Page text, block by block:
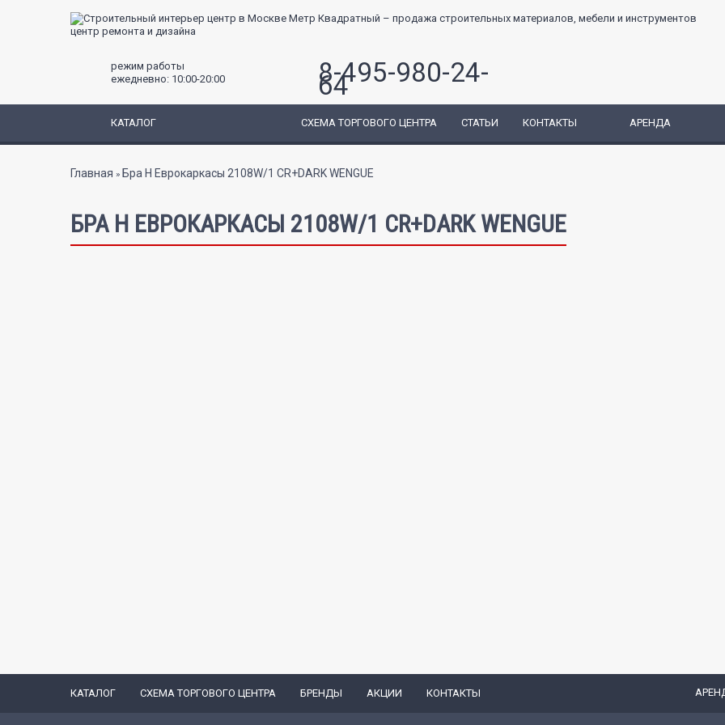
центр ремонта и дизайна
режим работы
ежедневно: 10:00-20:00
8-495-980-24-
64
КАТАЛОГ СХЕМА ТОРГОВОГО ЦЕНТРА СТАТЬИ КОНТАКТЫ АРЕНДА
Вы здесь
Главная » Бра Н Еврокаркасы 2108W/1 CR+DARK WENGUE
БРА Н ЕВРОКАРКАСЫ 2108W/1 CR+DARK WENGUE
КАТАЛОГ СХЕМА ТОРГОВОГО ЦЕНТРА БРЕНДЫ АКЦИИ КОНТАКТЫ